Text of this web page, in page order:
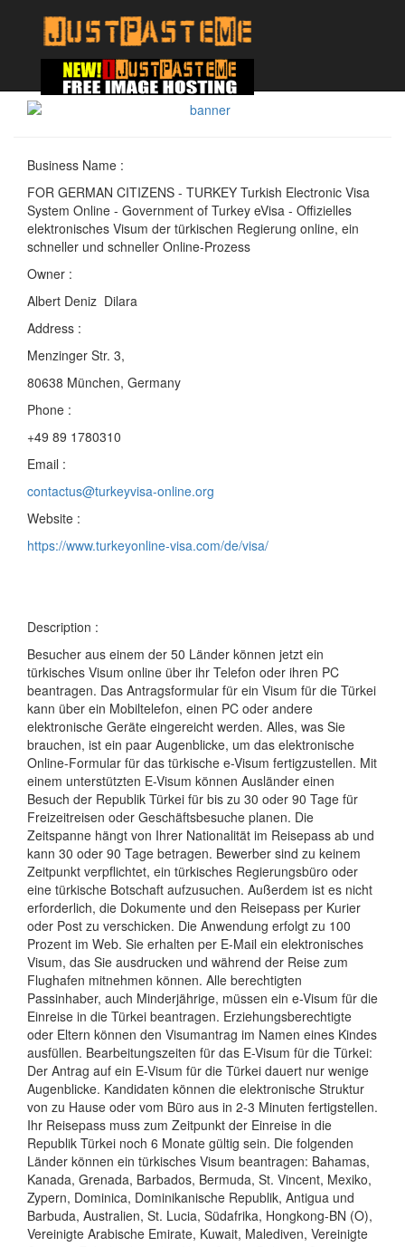
Business Name :
FOR GERMAN CITIZENS - TURKEY Turkish Electronic Visa
System Online - Government of Turkey eVisa - Offizielles
elektronisches Visum der türkischen Regierung online, ein
schneller und schneller Online-Prozess
Owner :
Albert Deniz Dilara
Address :
Menzinger Str. 3,
80638 München, Germany
Phone :
+49 89 1780310
Email :
contactus@turkeyvisa-online.org
Website :
https://www.turkeyonline-visa.com/de/visa/
Description :
Besucher aus einem der 50 Länder können jetzt ein
türkisches Visum online über ihr Telefon oder ihren PC
beantragen. Das Antragsformular für ein Visum für die Türkei
kann über ein Mobiltelefon, einen PC oder andere
elektronische Geräte eingereicht werden. Alles, was Sie
brauchen, ist ein paar Augenblicke, um das elektronische
Online-Formular für das türkische e-Visum fertigzustellen. Mit
einem unterstützten E-Visum können Ausländer einen
Besuch der Republik Türkei für bis zu 30 oder 90 Tage für
Freizeitreisen oder Geschäftsbesuche planen. Die
Zeitspanne hängt von Ihrer Nationalität im Reisepass ab und
kann 30 oder 90 Tage betragen. Bewerber sind zu keinem
Zeitpunkt verpflichtet, ein türkisches Regierungsbüro oder
eine türkische Botschaft aufzusuchen. Außerdem ist es nicht
erforderlich, die Dokumente und den Reisepass per Kurier
oder Post zu verschicken. Die Anwendung erfolgt zu 100
Prozent im Web. Sie erhalten per E-Mail ein elektronisches
Visum, das Sie ausdrucken und während der Reise zum
Flughafen mitnehmen können. Alle berechtigten
Passinhaber, auch Minderjährige, müssen ein e-Visum für die
Einreise in die Türkei beantragen. Erziehungsberechtigte
oder Eltern können den Visumantrag im Namen eines Kindes
ausfüllen. Bearbeitungszeiten für das E-Visum für die Türkei:
Der Antrag auf ein E-Visum für die Türkei dauert nur wenige
Augenblicke. Kandidaten können die elektronische Struktur
von zu Hause oder vom Büro aus in 2-3 Minuten fertigstellen.
Ihr Reisepass muss zum Zeitpunkt der Einreise in die
Republik Türkei noch 6 Monate gültig sein. Die folgenden
Länder können ein türkisches Visum beantragen: Bahamas,
Kanada, Grenada, Barbados, Bermuda, St. Vincent, Mexiko,
Zypern, Dominica, Dominikanische Republik, Antigua und
Barbuda, Australien, St. Lucia, Südafrika, Hongkong-BN (O),
Vereinigte Arabische Emirate, Kuwait, Malediven, Vereinigte